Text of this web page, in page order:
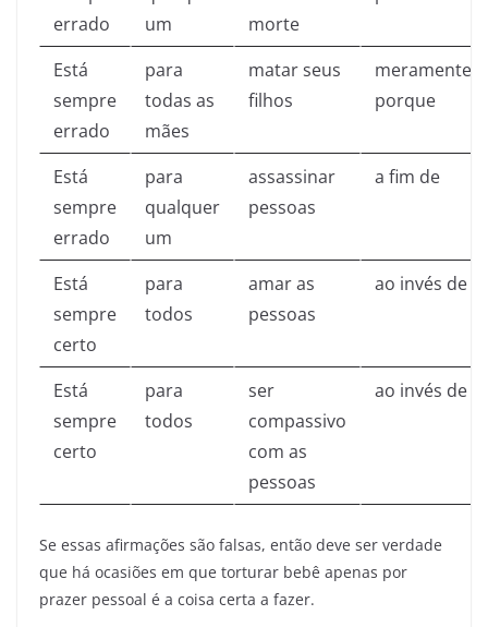
errado
um
morte
Está
sempre
errado
para
todas as
mães
matar seus
filhos
meramente
porque
Está
sempre
errado
para
qualquer
um
assassinar
pessoas
a fim de
Está
sempre
certo
para
todos
amar as
pessoas
ao invés de
Está
sempre
certo
para
todos
ser
compassivo
com as
pessoas
ao invés de
Se essas afirmações são falsas, então deve ser verdade
que há ocasiões em que torturar bebê apenas por
prazer pessoal é a coisa certa a fazer.